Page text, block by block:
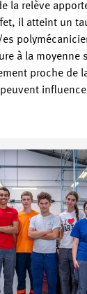
la relève
il atteint un
à la moyenne
proche de